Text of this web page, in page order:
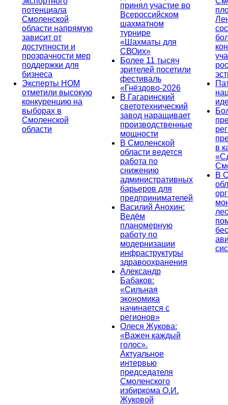
потенциала
Смоленской
области напрямую
зависит от
доступности и
прозрачности мер
поддержки для
бизнеса
Эксперты НОМ
отметили высокую
конкуренцию на
выборах в
Смоленской
области
принял участие во
Всероссийском
шахматном
турнире
«Шахматы для
СВОих»
Более 11 тысяч
зрителей посетили
фестиваль
«Гнёздово-2026
В Гагаринский
светотехнический
завод наращивает
производственные
мощности
В Смоленской
области ведется
работа по
снижению
административных
барьеров для
предпринимателей
Василий Анохин:
Ведём
планомерную
работу по
модернизации
инфраструктуры
здравоохранения
Александр
Бабаков:
«Сильная
экономика
начинается с
регионов»
Олеся Жукова:
«Важен каждый
голос».
Актуальное
интервью
председателя
Смоленского
избиркома О.И.
Жуковой
в
В